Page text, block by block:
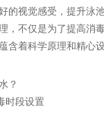
的视觉感受，提升泳池
不仅是为了提高消
含着科学原理和精心
？
时段设置